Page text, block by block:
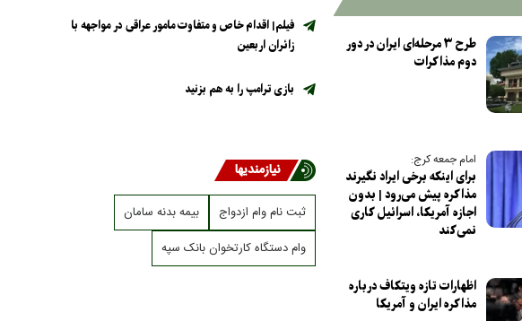
طرح ۳ مرحله‌ای ایران در دور
دوم مذاکرات
امام جمعه کرج:
برای اینکه برخی ایراد نگیرند
مذاکره پیش می‌رود | بدون
اجازه آمریکا، اسرائیل کاری
نمی‌کند
اظهارات تازه ویتکاف درباره
مذاکره ایران و آمریکا
فیلم| اقدام خاص و متفاوت مامور عراقی در مواجهه با
زائران اربعین
بازی ترامپ را به هم بزنید
نیازمندیها
ثبت نام وام ازدواج
بیمه بدنه سامان
وام دستگاه کارتخوان بانک سپه